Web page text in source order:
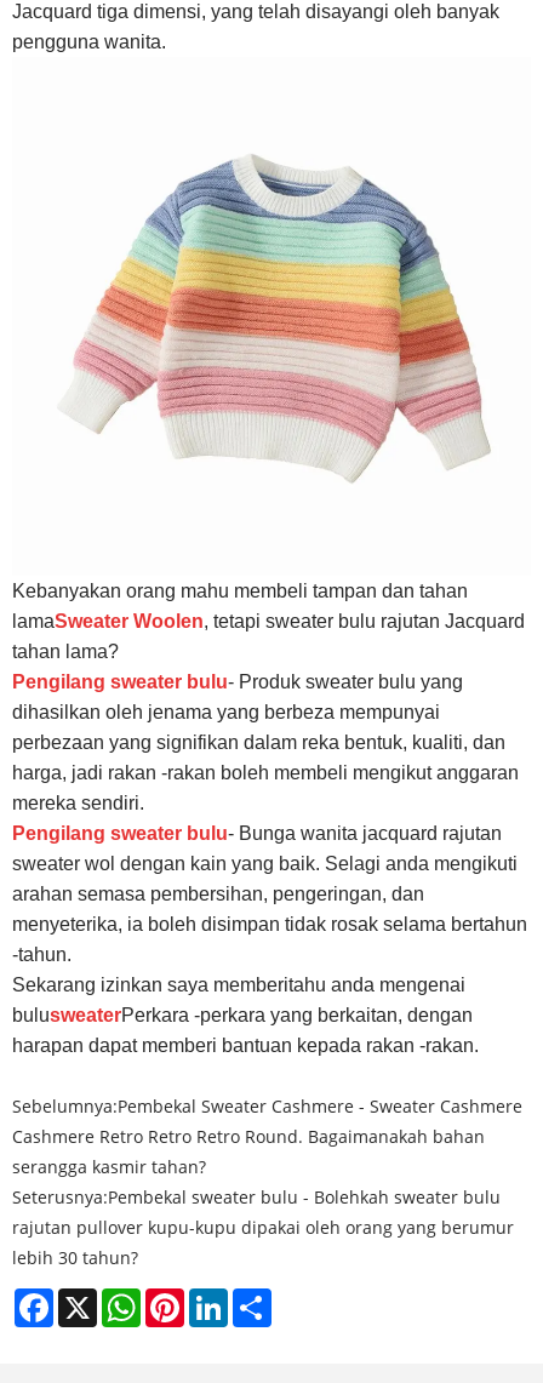
Jacquard tiga dimensi, yang telah disayangi oleh banyak
pengguna wanita.
Kebanyakan orang mahu membeli tampan dan tahan
lamaSweater Woolen, tetapi sweater bulu rajutan Jacquard
tahan lama?
Pengilang sweater bulu- Produk sweater bulu yang
dihasilkan oleh jenama yang berbeza mempunyai
perbezaan yang signifikan dalam reka bentuk, kualiti, dan
harga, jadi rakan -rakan boleh membeli mengikut anggaran
mereka sendiri.
Pengilang sweater bulu- Bunga wanita jacquard rajutan
sweater wol dengan kain yang baik. Selagi anda mengikuti
arahan semasa pembersihan, pengeringan, dan
menyeterika, ia boleh disimpan tidak rosak selama bertahun
-tahun.
Sekarang izinkan saya memberitahu anda mengenai
bulusweaterPerkara -perkara yang berkaitan, dengan
harapan dapat memberi bantuan kepada rakan -rakan.
Sebelumnya:Pembekal Sweater Cashmere - Sweater Cashmere
Cashmere Retro Retro Retro Round. Bagaimanakah bahan
serangga kasmir tahan?
Seterusnya:Pembekal sweater bulu - Bolehkah sweater bulu
rajutan pullover kupu-kupu dipakai oleh orang yang berumur
lebih 30 tahun?
Facebook
X WhatsAppPinterestLinkedIn